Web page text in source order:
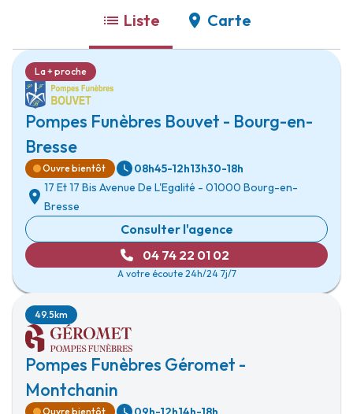
Liste Carte
Pompes Funèbres Bouvet - Bourg-en-
Bresse
La + proche
Ouvre bientôt 08h45-12h13h30-18h
17 Et 17 Bis Avenue De L'Egalité - 01000 Bourg-en-
Bresse
Consulter l'agence
04 74 22 01 02
A votre écoute 24h/24 7j/7
Pompes Funèbres Géromet -
Montchanin
49.5km
Ouvre bientôt